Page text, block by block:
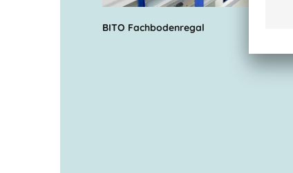
BITO Fachbodenregal